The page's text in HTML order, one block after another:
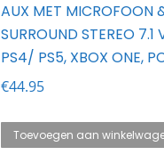
AUX MET MICROFOON
SURROUND STEREO 7.1
PS4/ PS5, XBOX ONE,
€44.95
Toevoegen aan